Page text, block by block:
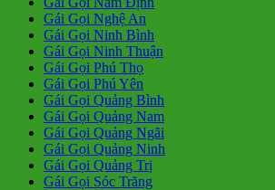
Gái Gọi Nghệ An
Gái Gọi Ninh Bình
Gái Gọi Ninh Thuận
Gái Gọi Phú Thọ
Gái Gọi Phú Yên
Gái Gọi Quảng Bình
Gái Gọi Quảng Nam
Gái Gọi Quảng Ngãi
Gái Gọi Quảng Ninh
Gái Gọi Quảng Trị
Gái Gọi Sóc Trăng